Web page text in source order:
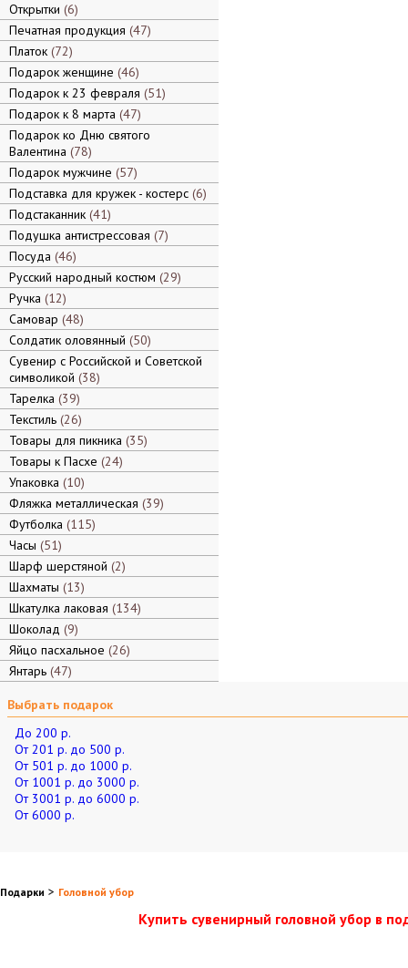
Открытки 6
Печатная продукция 47
Платок 72
Подарок женщине 46
Подарок к 23 февраля 51
Подарок к 8 марта 47
Подарок ко Дню святого
Валентина 78
Подарок мужчине 57
Подставка для кружек - костерс 6
Подстаканник 41
Подушка антистрессовая 7
Посуда 46
Русский народный костюм 29
Ручка 12
Самовар 48
Солдатик оловянный 50
Сувенир с Российской и Советской
символикой 38
Тарелка 39
Текстиль 26
Товары для пикника 35
Товары к Пасхе 24
Упаковка 10
Фляжка металлическая 39
Футболка 115
Часы 51
Шарф шерстяной 2
Шахматы 13
Шкатулка лаковая 134
Шоколад 9
Яйцо пасхальное 26
Янтарь 47
Выбрать подарок
До 200 р.
От 201 р. до 500 р.
От 501 р. до 1000 р.
От 1001 р. до 3000 р.
От 3001 р. до 6000 р.
От 6000 р.
Подарки > Головной убор
Купить сувенирный головной убор в